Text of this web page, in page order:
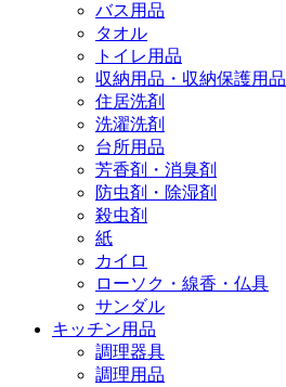
バス用品
タオル
トイレ用品
収納用品・収納保護用品
住居洗剤
洗濯洗剤
台所用品
芳香剤・消臭剤
防虫剤・除湿剤
殺虫剤
紙
カイロ
ローソク・線香・仏具
サンダル
キッチン用品
調理器具
調理用品